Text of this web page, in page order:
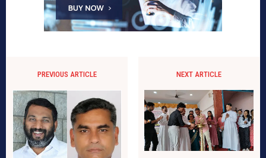
PREVIOUS ARTICLE NEXT ARTICLE